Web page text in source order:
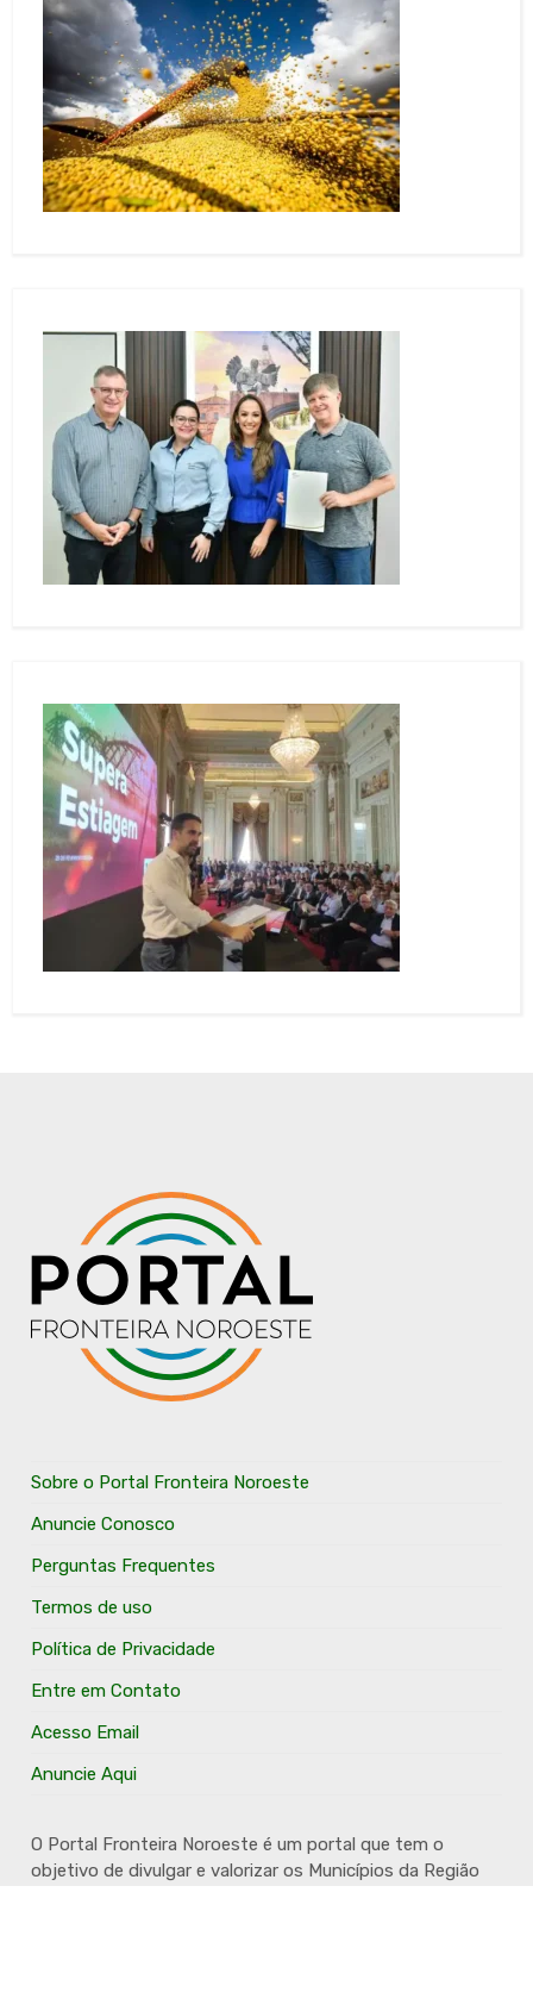
Sobre o Portal Fronteira Noroeste
Anuncie Conosco
Perguntas Frequentes
Termos de uso
Política de Privacidade
Entre em Contato
Acesso Email
Anuncie Aqui
O Portal Fronteira Noroeste é um portal que tem o
objetivo de divulgar e valorizar os Municípios da Região